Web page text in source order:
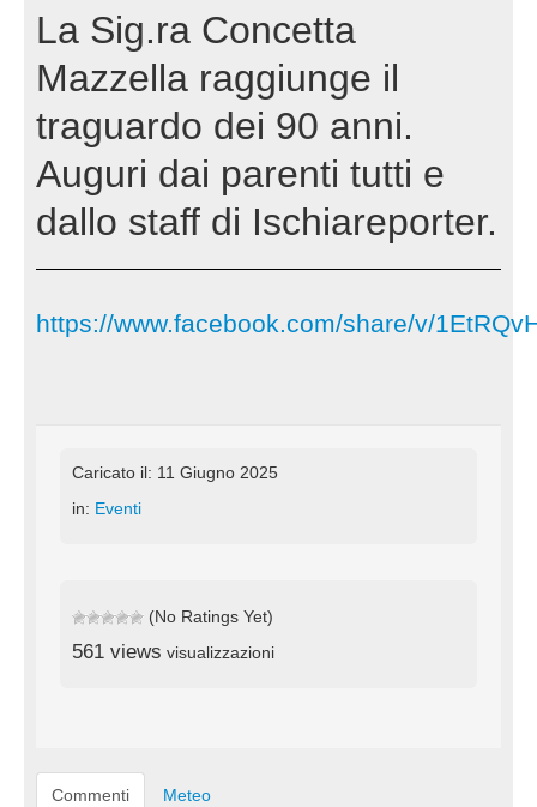
La Sig.ra Concetta
Mazzella raggiunge il
traguardo dei 90 anni.
Auguri dai parenti tutti e
dallo staff di Ischiareporter.
https://www.facebook.com/share/v/
Caricato il: 11 Giugno 2025
in: Eventi
(No Ratings Yet)
561 views visualizzazioni
Commenti Meteo